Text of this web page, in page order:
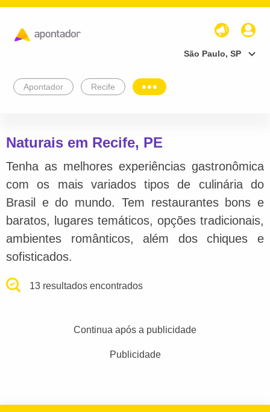
São Paulo, SP
Apontador Recife
Naturais em Recife, PE
Tenha as melhores experiências gastronômica
com os mais variados tipos de culinária do
Brasil e do mundo. Tem restaurantes bons e
baratos, lugares temáticos, opções tradicionais,
ambientes românticos, além dos chiques e
sofisticados.
13 resultados encontrados
Continua após a publicidade
Publicidade